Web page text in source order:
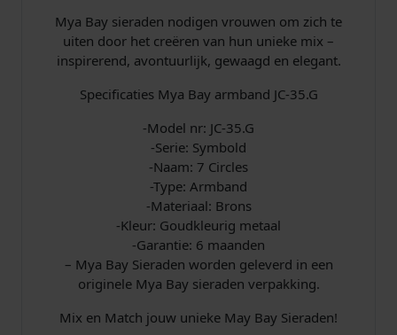
s
w
a
s
:
€
4
9
,
5
0
l
d
a
a
Mya Bay sieraden nodigen vrouwen om zich te
uiten door het creëren van hun unieke mix –
inspirerend, avontuurlijk, gewaagd en elegant.
Specificaties Mya Bay armband JC-35.G
-Model nr: JC-35.G
-Serie: Symbold
-Naam: 7 Circles
-Type: Armband
-Materiaal: Brons
-Kleur: Goudkleurig metaal
-Garantie: 6 maanden
– Mya Bay Sieraden worden geleverd in een
originele Mya Bay sieraden verpakking.
Mix en Match jouw unieke May Bay Sieraden!